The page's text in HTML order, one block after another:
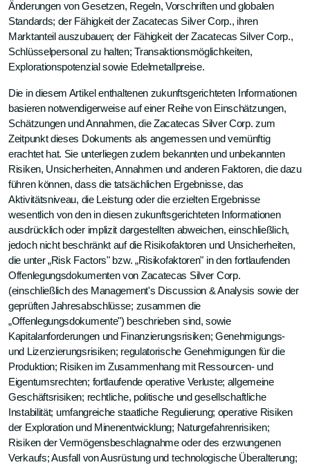
Änderungen von Gesetzen, Regeln, Vorschriften und globalen
Standards; der Fähigkeit der Zacatecas Silver Corp., ihren
Marktanteil auszubauen; der Fähigkeit der Zacatecas Silver Corp.,
Schlüsselpersonal zu halten; Transaktionsmöglichkeiten,
Explorationspotenzial sowie Edelmetallpreise.
Die in diesem Artikel enthaltenen zukunftsgerichteten Informationen
basieren notwendigerweise auf einer Reihe von Einschätzungen,
Schätzungen und Annahmen, die Zacatecas Silver Corp. zum
Zeitpunkt dieses Dokuments als angemessen und vernünftig
erachtet hat. Sie unterliegen zudem bekannten und unbekannten
Risiken, Unsicherheiten, Annahmen und anderen Faktoren, die dazu
führen können, dass die tatsächlichen Ergebnisse, das
Aktivitätsniveau, die Leistung oder die erzielten Ergebnisse
wesentlich von den in diesen zukunftsgerichteten Informationen
ausdrücklich oder implizit dargestellten abweichen, einschließlich,
jedoch nicht beschränkt auf die Risikofaktoren und Unsicherheiten,
die unter „Risk Factors" bzw. „Risikofaktoren" in den fortlaufenden
Offenlegungsdokumenten von Zacatecas Silver Corp.
(einschließlich des Management's Discussion & Analysis sowie der
geprüften Jahresabschlüsse; zusammen die
„Offenlegungsdokumente") beschrieben sind, sowie
Kapitalanforderungen und Finanzierungsrisiken; Genehmigungs-
und Lizenzierungsrisiken; regulatorische Genehmigungen für die
Produktion; Risiken im Zusammenhang mit Ressourcen- und
Eigentumsrechten; fortlaufende operative Verluste; allgemeine
Geschäftsrisiken; rechtliche, politische und gesellschaftliche
Instabilität; umfangreiche staatliche Regulierung; operative Risiken
der Exploration und Minenentwicklung; Naturgefahrenrisiken;
Risiken der Vermögensbeschlagnahme oder des erzwungenen
Verkaufs; Ausfall von Ausrüstung und technologische Überalterung;